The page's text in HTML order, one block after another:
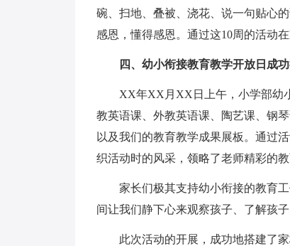
碗、扫地、叠被、浇花、说一句贴心
感恩，懂得感恩。通过这10周的活动
四、幼小衔接教育教学开放日成功
XX年XX月XX日上午，小学部幼小
教英语课、外教英语课、陶艺课、钢
以及我们的教育教学成果展板。通过
织活动时的风采，领略了老师精彩的
家长们极其支持幼小衔接的教育工
间让我们静下心来观察孩子、了解孩
此次活动的开展，成功地搭建了家